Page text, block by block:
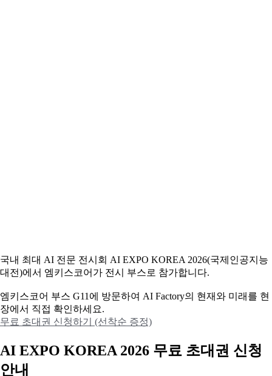
국내 최대 AI 전문 전시회 AI EXPO KOREA 2026(국제인공지능
대전)에서 엠키스코어가 전시 부스로 참가합니다.
엠키스코어 부스 G11에 방문하여 AI Factory의 현재와 미래를 현
장에서 직접 확인하세요.
무료 초대권 신청하기 (선착순 증정)
AI EXPO KOREA 2026 무료 초대권 신청
안내